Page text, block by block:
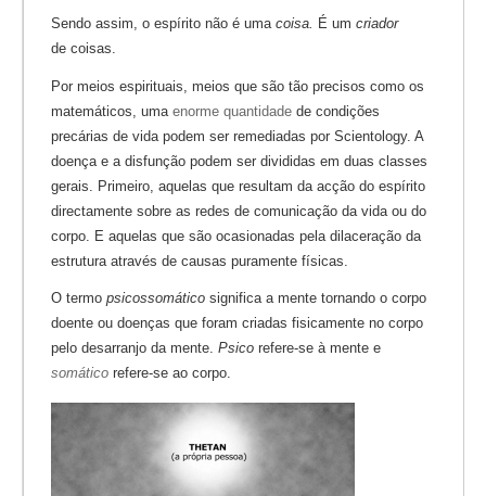
Sendo assim, o espírito não é uma coisa. É um criador
de coisas.
Por meios espirituais, meios que são tão precisos como os
matemáticos, uma enorme quantidade de condições
precárias de vida podem ser remediadas por Scientology. A
doença e a disfunção podem ser divididas em duas classes
gerais. Primeiro, aquelas que resultam da acção do espírito
directamente sobre as redes de comunicação da vida ou do
corpo. E aquelas que são ocasionadas pela dilaceração da
estrutura através de causas puramente físicas.
O termo psicossomático significa a mente tornando o corpo
doente ou doenças que foram criadas fisicamente no corpo
pelo desarranjo da mente. Psico refere-se à mente e
somático refere-se ao corpo.